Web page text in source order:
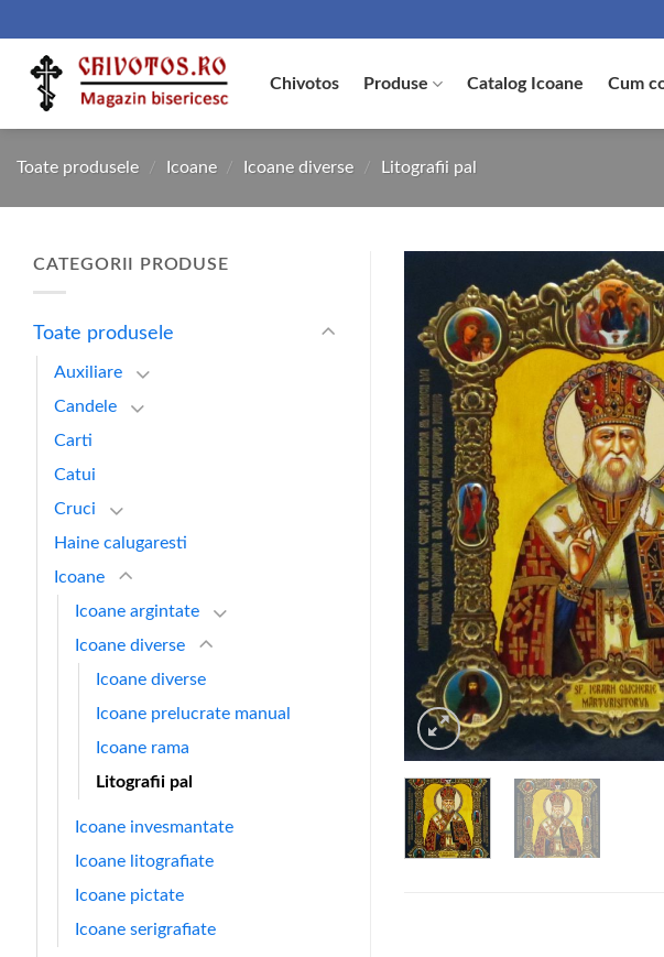
to
content
Chivotos Produse Catalog Icoane Cum
Toate produsele / Icoane / Icoane diverse / Litografii pal
CATEGORII PRODUSE
Toate produsele
Auxiliare
Candele
Carti
Catui
Cruci
Haine calugaresti
Icoane
Icoane argintate
Icoane diverse
Icoane diverse
Icoane prelucrate manual
Icoane rama
Litografii pal
Icoane invesmantate
Icoane litografiate
Icoane pictate
Icoane serigrafiate